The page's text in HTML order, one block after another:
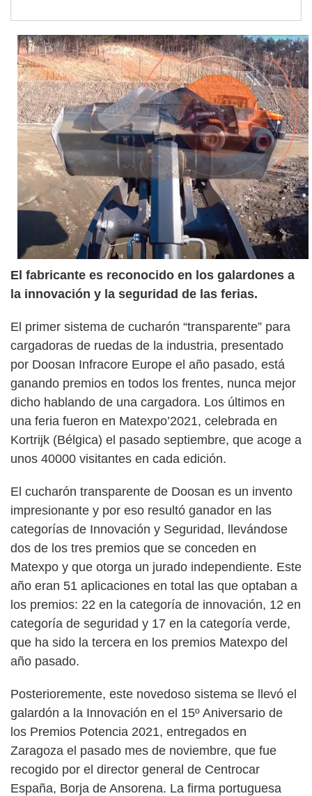
El fabricante es reconocido en los galardones a
la innovación y la seguridad de las ferias.
El primer sistema de cucharón “transparente” para
cargadoras de ruedas de la industria, presentado
por Doosan Infracore Europe el año pasado, está
ganando premios en todos los frentes, nunca mejor
dicho hablando de una cargadora. Los últimos en
una feria fueron en Matexpo’2021, celebrada en
Kortrijk (Bélgica) el pasado septiembre, que acoge a
unos 40000 visitantes en cada edición.
El cucharón transparente de Doosan es un invento
impresionante y por eso resultó ganador en las
categorías de Innovación y Seguridad, llevándose
dos de los tres premios que se conceden en
Matexpo y que otorga un jurado independiente. Este
año eran 51 aplicaciones en total las que optaban a
los premios: 22 en la categoría de innovación, 12 en
categoría de seguridad y 17 en la categoría verde,
que ha sido la tercera en los premios Matexpo del
año pasado.
Posterioremente, este novedoso sistema se llevó el
galardón a la Innovación en el 15º Aniversario de
los Premios Potencia 2021, entregados en
Zaragoza el pasado mes de noviembre, que fue
recogido por el director general de Centrocar
España, Borja de Ansorena. La firma portuguesa